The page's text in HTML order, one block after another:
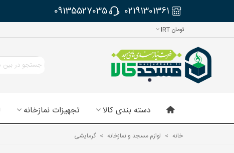
02191301361
09135527035
تومان IRT
دسته بندی کالا تجهیزات نمازخانه
خانه > لوازم مسجد و نمازخانه > گرمایشی